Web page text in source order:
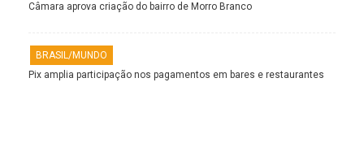
Câmara aprova criação do bairro de Morro Branco
BRASIL/MUNDO
Pix amplia participação nos pagamentos em bares e restaurantes